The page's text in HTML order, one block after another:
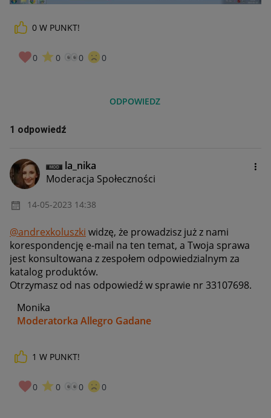
0 W PUNKT!
0 0 0 0
ODPOWIEDZ
1 odpowiedź
la_nika
Moderacja Społeczności
‎14-05-2023 14:38
@andrexkoluszki widzę, że prowadzisz już z nami
korespondencję e-mail na ten temat, a Twoja sprawa
jest konsultowana z zespołem odpowiedzialnym za
katalog produktów.
Otrzymasz od nas odpowiedź w sprawie nr33107698.
Monika
Moderatorka Allegro Gadane
1 W PUNKT!
0 0 0 0